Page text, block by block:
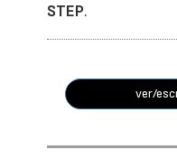
STEP.
ver/